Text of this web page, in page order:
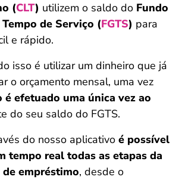
(CLT) utilizem o saldo do Fundo
de Serviço (FGTS) para
e rápido.
isso é utilizar um dinheiro que já
o orçamento mensal, uma vez
é efetuado uma única vez ao
do seu saldo do FGTS.
do nosso aplicativo é possível
tempo real todas as etapas da
empréstimo, desde o